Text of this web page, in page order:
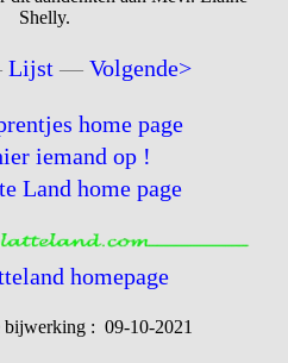
Shelly.
Lijst —Volgende>
home page
iemand op !
Land home page
homepage
bijwerking : 09-10-2021